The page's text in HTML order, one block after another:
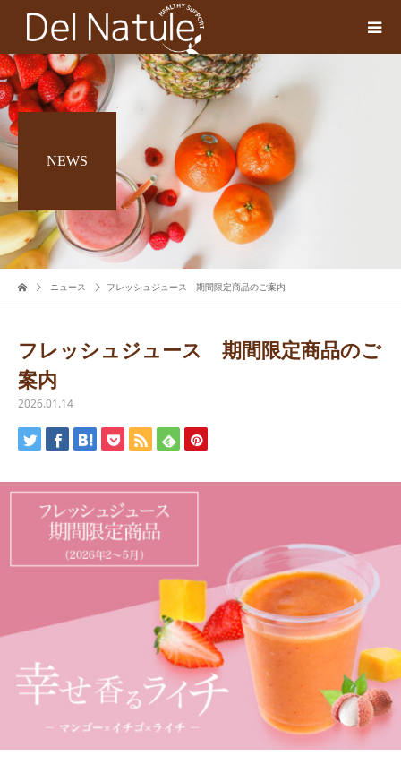
NEWS
ニュース フレッシュジュース 期間限定商品のご案内
フレッシュジュース 期間限定商品のご
案内
2026.01.14